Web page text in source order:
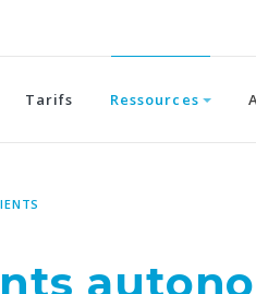
Tarifs Ressources